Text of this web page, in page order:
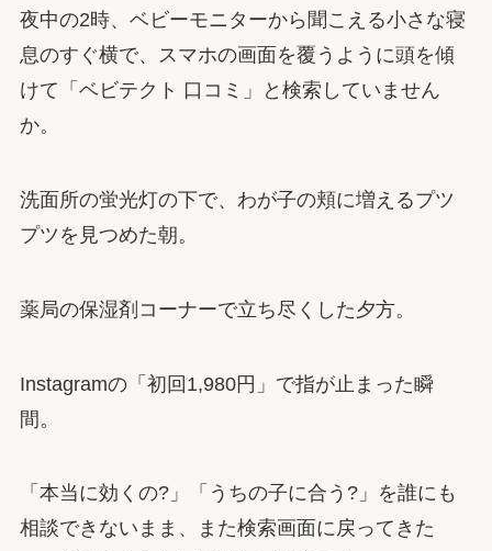
夜中の2時、ベビーモニターから聞こえる小さな寝
息のすぐ横で、スマホの画面を覆うように頭を傾
けて「ベビテクト 口コミ」と検索していません
か。
洗面所の蛍光灯の下で、わが子の頬に増えるプツ
プツを見つめた朝。
薬局の保湿剤コーナーで立ち尽くした夕方。
Instagramの「初回1,980円」で指が止まった瞬
間。
「本当に効くの?」「うちの子に合う?」を誰にも
相談できないまま、また検索画面に戻ってきた